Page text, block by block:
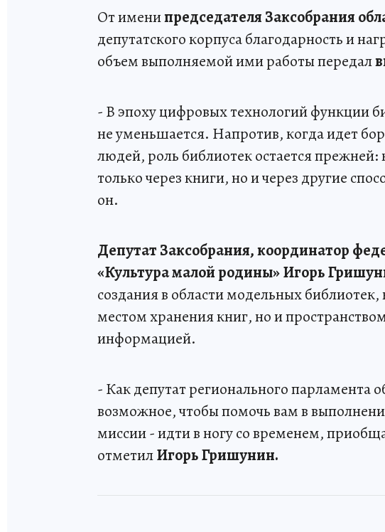
От именипредседателя Заксобрания
депутатского корпуса благодарность и
объем выполняемой ими работы передал
- В эпоху цифровых технологий функции
не уменьшается. Напротив, когда идет
людей, роль библиотек остается
только через книги, но и через другие
он.
Депутат Заксобрания, координатор
«Культура малой родины»Игорь
создания в области модельных библиотек,
местом хранения книг, но и
информацией.
- Как депутат регионального парламента
возможное, чтобы помочь вам в
миссии - идти в ногу со временем,
отметилИгорь Гришунин.